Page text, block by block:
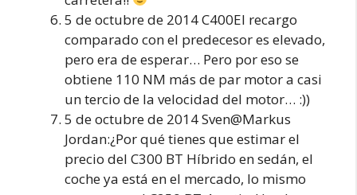
5 de octubre de 2014 C400El recargo
comparado con el predecesor es elevado,
pero era de esperar… Pero por eso se
obtiene 110 NM más de par motor a casi
un tercio de la velocidad del motor… :))
5 de octubre de 2014 Sven@Markus
Jordan:¿Por qué tienes que estimar el
precio del C300 BT Híbrido en sedán, el
coche ya está en el mercado, lo mismo